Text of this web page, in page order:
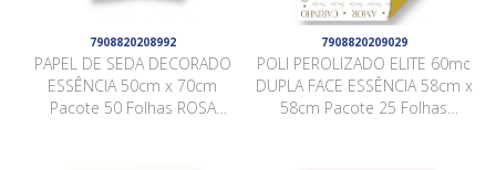
7908820208992
PAPEL DE SEDA DECORADO
ESSÊNCIA 50cm x 70cm
Pacote 50 Folhas ROSA
7908820209029
POLI PEROLIZADO ELITE 60mc
DUPLA FACE ESSÊNCIA 58cm x
58cm Pacote 25 Folhas